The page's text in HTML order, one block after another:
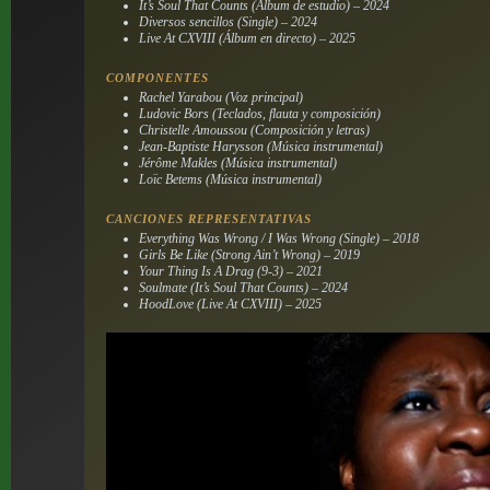
It’s Soul That Counts (Álbum de estudio) – 2024
Diversos sencillos (Single) – 2024
Live At CXVIII (Álbum en directo) – 2025
COMPONENTES
Rachel Yarabou (Voz principal)
Ludovic Bors (Teclados, flauta y composición)
Christelle Amoussou (Composición y letras)
Jean-Baptiste Harysson (Música instrumental)
Jérôme Makles (Música instrumental)
Loïc Betems (Música instrumental)
CANCIONES REPRESENTATIVAS
Everything Was Wrong / I Was Wrong (Single) – 2018
Girls Be Like (Strong Ain’t Wrong) – 2019
Your Thing Is A Drag (9-3) – 2021
Soulmate (It’s Soul That Counts) – 2024
HoodLove (Live At CXVIII) – 2025